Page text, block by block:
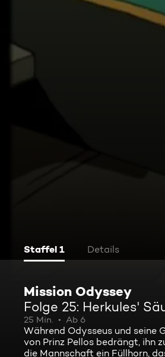
Staffel 1 Details
Mission Odyssey
Folge 25: Herkules'
25 Min. Ab 6
Während Odysseus und seine
von Prinz Pellos bedrängt, ihn
die Mannschaft ein Füllhorn,